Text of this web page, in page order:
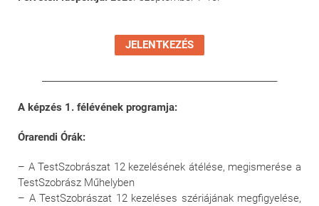
JELENTKEZÉS
A képzés 1. félévének programja:
Órarendi Órák:
– A TestSzobrászat 12 kezelésének átélése, megismerése a
TestSzobrász Műhelyben
– A TestSzobrászat 12 kezeléses szériájának megfigyelése,